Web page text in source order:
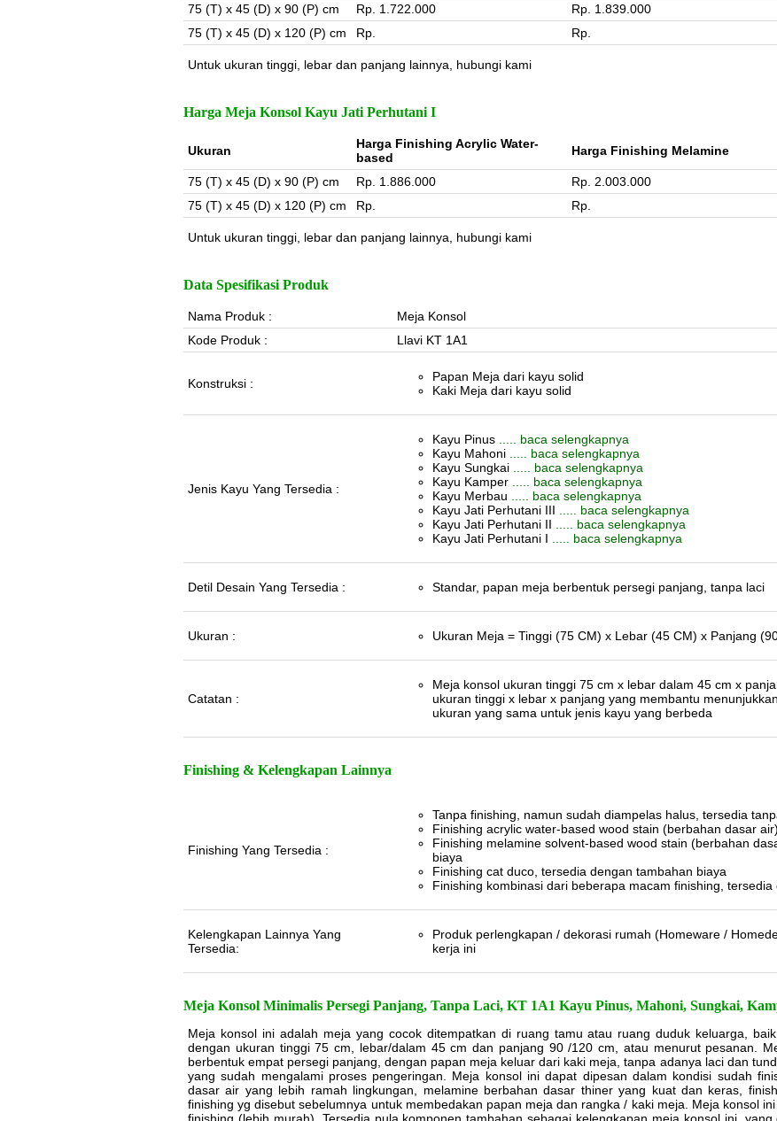
75 (T) x 45 (D) x 90 (P) cm Rp. 1.722.000 Rp. 1.839.000
75 (T) x 45 (D) x 120 (P) cm
Rp. Rp.
Untuk ukuran tinggi, lebar dan panjang lainnya, hubungi kami
Harga Meja Konsol Kayu Jati Perhutani I
Ukuran
Harga Finishing Acrylic Water-
based
Harga Finishing Melamine
75 (T) x 45 (D) x 90 (P) cm Rp. 1.886.000 Rp. 2.003.000
75 (T) x 45 (D) x 120 (P) cm
Rp. Rp.
Untuk ukuran tinggi, lebar dan panjang lainnya, hubungi kami
Data Spesifikasi Produk
Nama Produk :
Meja Konsol
Kode Produk :
Llavi KT 1A1
Konstruksi :
Papan Meja dari kayu solid
Kaki Meja dari kayu solid
Jenis Kayu Yang Tersedia :
Kayu Pinus ..... baca selengkapnya
Kayu Mahoni ..... baca selengkapnya
Kayu Sungkai ..... baca selengkapnya
Kayu Kamper ..... baca selengkapnya
Kayu Merbau ..... baca selengkapnya
Kayu Jati Perhutani III ..... baca selengkapnya
Kayu Jati Perhutani II ..... baca selengkapnya
Kayu Jati Perhutani I ..... baca selengkapnya
Detil Desain Yang Tersedia : Standar, papan meja berbentuk persegi panjang, tanpa laci
Ukuran : Ukuran Meja = Tinggi (75 CM) x Lebar (45 CM) x Panjang
Catatan :
Meja konsol ukuran tinggi 75 cm x lebar dalam 45 cm x
ukuran tinggi x lebar x panjang yang membantu
ukuran yang sama untuk jenis kayu yang berbeda
Finishing & Kelengkapan Lainnya
Finishing Yang Tersedia :
Tanpa finishing, namun sudah diampelas halus, tersedia
Finishing acrylic water-based wood stain (berbahan dasar
Finishing melamine solvent-based wood stain (berbahan
biaya
Finishing cat duco, tersedia dengan tambahan biaya
Finishing kombinasi dari beberapa macam finishing,
Kelengkapan Lainnya Yang
Tersedia:
Produk perlengkapan / dekorasi rumah (Homeware /
kerja ini
Meja Konsol Minimalis Persegi Panjang, Tanpa Laci, KT 1A1 Kayu Pinus, Mahoni, Sungkai,
Meja konsol ini adalah meja yang cocok ditempatkan di ruang tamu atau ruang duduk keluarga,
dengan ukuran tinggi 75 cm, lebar/dalam 45 cm dan panjang 90 /120 cm, atau menurut pesanan.
berbentuk empat persegi panjang, dengan papan meja keluar dari kaki meja, tanpa adanya laci dan
yang sudah mengalami proses pengeringan. Meja konsol ini dapat dipesan dalam kondisi sudah
dasar air yang lebih ramah lingkungan, melamine berbahan dasar thiner yang kuat dan keras,
finishing yg disebut sebelumnya untuk membedakan papan meja dan rangka / kaki meja. Meja konsol
finishing (lebih murah). Tersedia pula komponen tambahan sebagai kelengkapan meja konsol ini,